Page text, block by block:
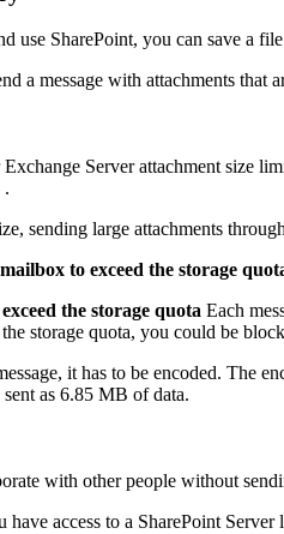
use SharePoint, you can save a
message with attachments that
Server attachment size
.
sending large attachments
to exceed the storage
the storage quota Each
storage quota, you could be
it has to be encoded. The
as 6.85 MB of data.
with other people without
have access to a SharePoint